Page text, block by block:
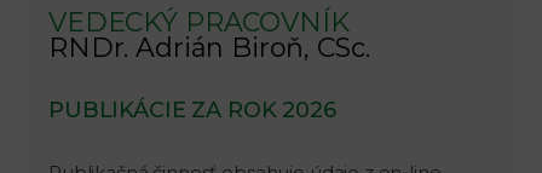
VEDECKÝ PRACOVNÍK
RNDr. Adrián Biroň, CSc.
PUBLIKÁCIE ZA ROK 2026